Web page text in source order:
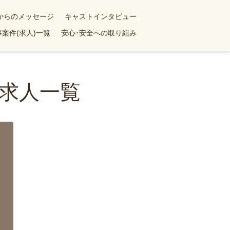
らのメッセージ
キャストインタビュー
案件(求人)一覧 安心･安全への取り組み
人一覧